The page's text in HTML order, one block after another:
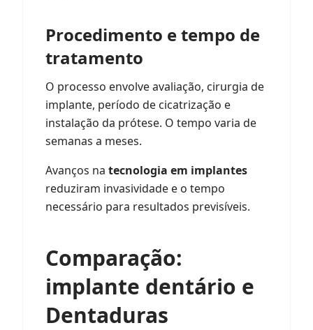
Procedimento e tempo de
tratamento
O processo envolve avaliação, cirurgia de
implante, período de cicatrização e
instalação da prótese. O tempo varia de
semanas a meses.
Avanços na tecnologia em implantes
reduziram invasividade e o tempo
necessário para resultados previsíveis.
Comparação:
implante dentário e
Dentaduras